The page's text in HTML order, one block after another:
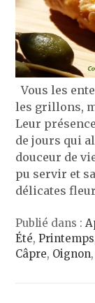
Vous les
les grillons,
Leur
de jours qui
douceur de
pu servir et
délicates
Publié dans :
Été,Printemps
Câpre, Oignon,